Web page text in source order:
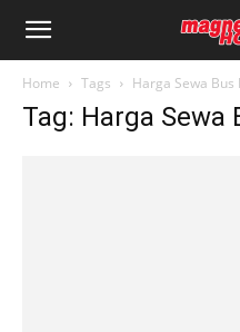
Home Tags Harga Sewa
Tag: Harga Sewa